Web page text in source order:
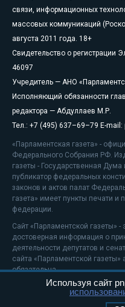
связи, информационных
массовых коммуникаций
августа 2011 года. 18+
Свидетельство о регистрации
46097
Учредитель — АНО
Исполняющий обязанности
редактора — Абдуллаев М.Р.
Тел.: +7 (495) 637–69–79 E-mail:
«Парламентская газета» -
Федерального Собрания РФ.
газеты - Государственная
публикатор федеральных
законов и актов палат
газета» имеет пункты печати и
федерации.
Сайт «Парламентской газеты» -
достоверная информация о
деятельности депутатов и
сайта «Парламентской газеты»
обязательна.
На информационном ресурсе
Используя сайт